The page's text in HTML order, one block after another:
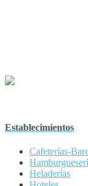
Establecimientos
Cafeterías-
Heladerías